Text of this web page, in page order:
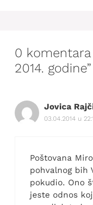
0 komentara
2014. godine”
Jovica
03.04.2014 u
Poštovana
pohvalnog bih
pokudio. Ono
jeste odnos